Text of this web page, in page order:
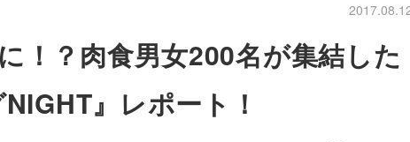
！？肉食男女200名が集結した
』レポート！